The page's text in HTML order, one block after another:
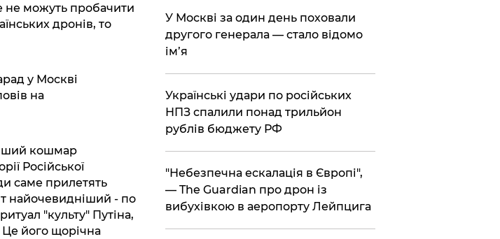
не можуть пробачити
дронів, то
у Москві
на
кошмар
Російської
саме прилетять
найочевидніший - по
"культу" Путіна,
його щорічна
​У Москві за один день поховали
другого генерала — стало відомо
ім’я
​Українські удари по російських
НПЗ спалили понад трильйон
рублів бюджету РФ
​"Небезпечна ескалація в Європі",
— The Guardian про дрон із
вибухівкою в аеропорту Лейпцига